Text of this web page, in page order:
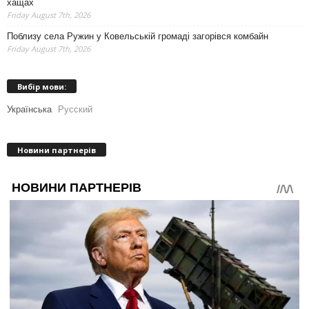
хащах
Friday August 7th, 2026
Поблизу села Ружин у Ковельській громаді загорівся комбайн
Friday August 7th, 2026
Вибір мови:
Українська Русский
Новини партнерів